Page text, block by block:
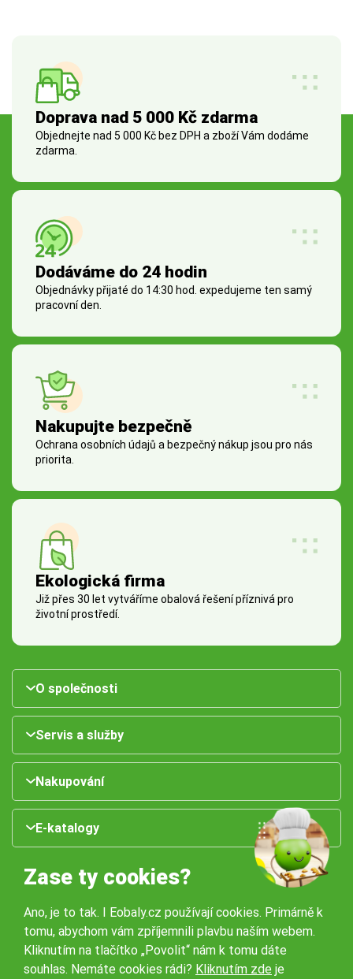
Doprava nad 5 000 Kč zdarma
Objednejte nad 5 000 Kč bez DPH a zboží Vám dodáme
zdarma.
Dodáváme do 24 hodin
Objednávky přijaté do 14:30 hod. expedujeme ten samý
pracovní den.
Nakupujte bezpečně
Ochrana osobních údajů a bezpečný nákup jsou pro nás
priorita.
Ekologická firma
Již přes 30 let vytváříme obalová řešení příznivá pro
životní prostředí.
O společnosti
Servis a služby
Nakupování
E-katalogy
Naše pobočky:
Zase ty cookies?
Ano, je to tak. I Eobaly.cz používají cookies. Primárně k
tomu, abychom vám zpříjemnili plavbu naším webem.
Kliknutím na tlačítko „Povolit“ nám k tomu dáte
souhlas. Nemáte cookies rádi? Kliknutím zde je